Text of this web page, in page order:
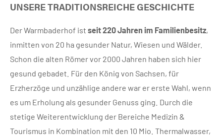
UNSERE TRADITIONSREICHE GESCHICHTE
Der Warmbaderhof ist seit 220 Jahren im Familienbesitz,
inmitten von 20 ha gesunder Natur, Wiesen und Wälder.
Schon die alten Römer vor 2000 Jahren haben sich hier
gesund gebadet. Für den König von Sachsen, für
Erzherzöge und unzählige andere war er erste Wahl, wenn
es um Erholung als gesunder Genuss ging. Durch die
stetige Weiterentwicklung der Bereiche Medizin &
Tourismus in Kombination mit den 10 Mio. Thermalwasser,